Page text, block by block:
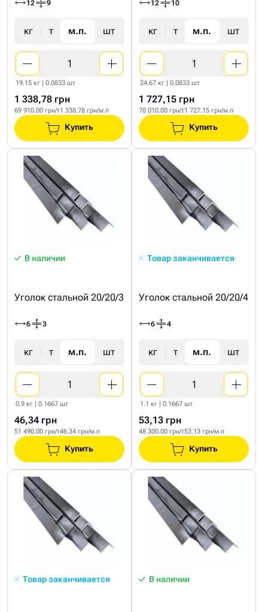
12 9
кг т м.п. шт
19.15 кг | 0.0833 шт
1 338,78 грн
69 910.00 грн/т1 338.78 грн/м.п
Купить
12 10
кг т м.п. шт
24.67 кг | 0.0833 шт
1 727,15 грн
70 010.00 грн/т1 727.15 грн/м.п
Купить
В наличии
Уголок стальной 20/20/3
6 3
кг т м.п. шт
0.9 кг | 0.1667 шт
46,34 грн
51 490.00 грн/т46.34 грн/м.п
Купить
Товар заканчивается
Уголок стальной 20/20/4
6 4
кг т м.п. шт
1.1 кг | 0.1667 шт
53,13 грн
48 300.00 грн/т53.13 грн/м.п
Купить
Товар заканчивается В наличии